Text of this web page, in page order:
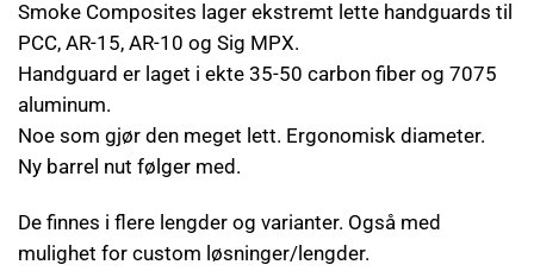
Smoke Composites lager ekstremt lette handguards til
PCC, AR-15, AR-10 og Sig MPX.
Handguard er laget i ekte 35-50 carbon fiber og 7075
aluminum.
Noe som gjør den meget lett. Ergonomisk diameter.
Ny barrel nut følger med.
De finnes i flere lengder og varianter. Også med
mulighet for custom løsninger/lengder.